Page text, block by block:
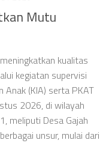
Mutu
kualitas
kegiatan supervisi
(KIA) serta PKAT
2026, di wilayah
meliputi Desa Gajah
unsur, mulai dari